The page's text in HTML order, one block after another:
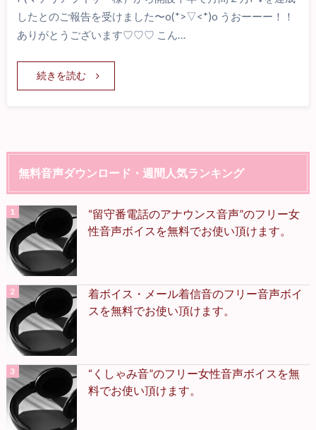
したとのご報告を受けました〜o(*>▽<*)o うおーーー！！
ありがとうございます♡♡♡ こん…
続きを読む
無料音声ダウンロード・週間人気ランキング
“留守番電話のアナウンス音声”のフリー女
性音声ボイスを無料でお使い頂けます。
着ボイス・メール着信音のフリー音声ボイ
スを無料でお使い頂けます。
“くしゃみ音”のフリー女性音声ボイスを無
料でお使い頂けます。